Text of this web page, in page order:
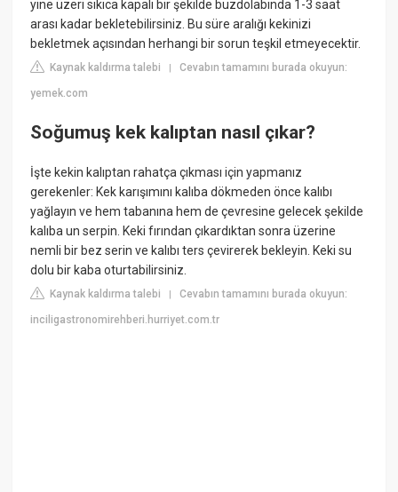
yine üzeri sıkıca kapalı bir şekilde buzdolabında 1-3 saat
arası kadar bekletebilirsiniz. Bu süre aralığı kekinizi
bekletmek açısından herhangi bir sorun teşkil etmeyecektir.
Kaynak kaldırma talebi |Cevabın tamamını burada okuyun:
yemek.com
Soğumuş kek kalıptan nasıl çıkar?
İşte kekin kalıptan rahatça çıkması için yapmanız
gerekenler: Kek karışımını kalıba dökmeden önce kalıbı
yağlayın ve hem tabanına hem de çevresine gelecek şekilde
kalıba un serpin. Keki fırından çıkardıktan sonra üzerine
nemli bir bez serin ve kalıbı ters çevirerek bekleyin. Keki su
dolu bir kaba oturtabilirsiniz.
Kaynak kaldırma talebi |Cevabın tamamını burada okuyun:
inciligastronomirehberi.hurriyet.com.tr